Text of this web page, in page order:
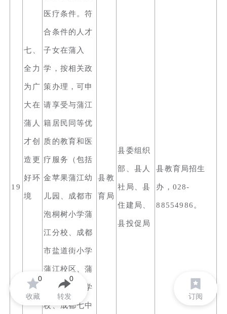
七、
全力
为广
大在
蒲人
才创
造更
好环
境
19
医疗条件。符
合条件的人才
子女在蒲入
学，按相关政
策办理，可申
请享受与蒲江
籍居民同等优
质的教育和医
疗服务（包括
金苹果蒲江幼
儿园、成都市
泡桐树小学蒲
江分校、成都
市盐道街小学
蒲江校区、蒲
江嘉祥联合学
校、成都七中
县教
育局
县委组织
部、县人
社局、县
住建局、
县投促局
县教育局招生
办，028-
88554986。
收藏
0
转发
0
订阅